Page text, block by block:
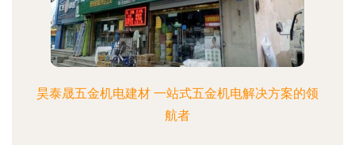
昊泰晟五金机电建材 一站式五金机电解决方案的领
航者